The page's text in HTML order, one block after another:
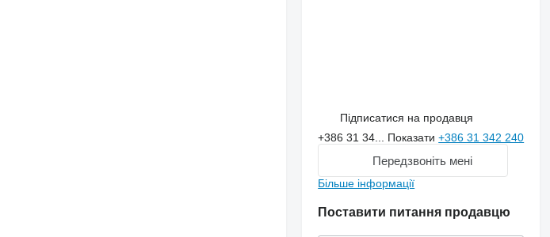
Підписатися на продавця
+386 31 34... Показати+386 31 342 240
Передзвоніть мені
Більше інформації
Поставити питання продавцю